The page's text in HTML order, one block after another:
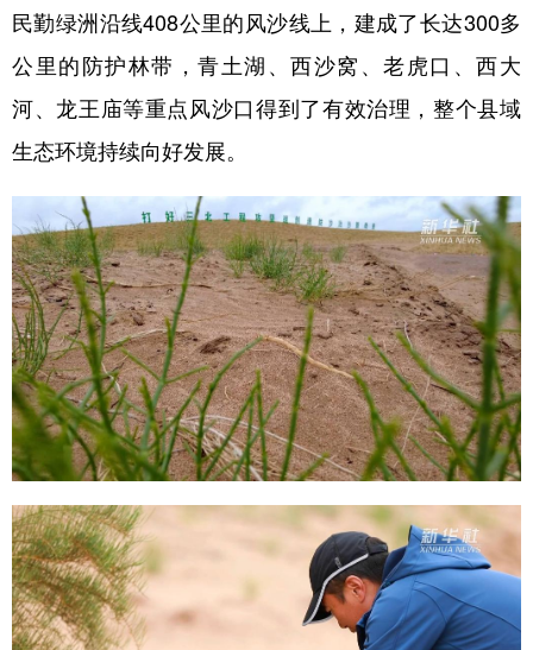
民勤绿洲沿线408公里的风沙线上，建成了长达300多
公里的防护林带，青土湖、西沙窝、老虎口、西大
河、龙王庙等重点风沙口得到了有效治理，整个县域
生态环境持续向好发展。